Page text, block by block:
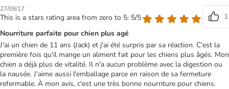
27/09/17
This is a stars rating area from zero to 5: 5/5
1
Nourriture parfaite pour chien plus agé
J'ai un chien de 11 ans (Jack) et j'ai été surpris par sa réaction. C'est la
première fois qu'il mange un aliment fait pour les chiens plus âgés. Mon
chien a déjà plus de vitalité. Il n'a aucun problème avec la digestion ou
la nausée. J'aime aussi l'emballage parce en raison de sa fermeture
refermable. À mon avis, c'est une très bonne nourriture pour chiens.